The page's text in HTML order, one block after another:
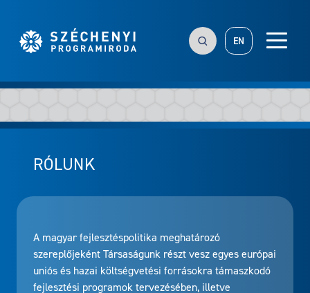
EN
RÓLUNK
A magyar fejlesztéspolitika meghatározó
szereplőjeként Társaságunk részt vesz egyes európai
uniós és hazai költségvetési forrásokra támaszkodó
fejlesztési programok tervezésében, illetve